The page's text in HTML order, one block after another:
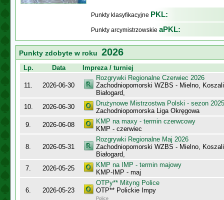
Punkty klasyfikacyjne PKL:
Punkty arcymistrzowskie aPKL:
Punkty zdobyte w roku 2026
Lp. Data Impreza / turniej
11. 2026-06-30
Rozgrywki Regionalne Czerwiec 2026
Zachodniopomorski WZBS - Mielno,
Białogard,
10.
2026-06-30
Drużynowe Mistrzostwa Polski - sezon
Zachodniopomorska Liga Okręgowa
9.
2026-06-08
KMP na maxy - termin czerwcowy
KMP - czerwiec
8. 2026-05-31
Rozgrywki Regionalne Maj 2026
Zachodniopomorski WZBS - Mielno,
Białogard,
7.
2026-05-25
KMP na IMP - termin majowy
KMP-IMP - maj
6. 2026-05-23
OTPy** Mityng Police
OTP** Polickie Impy
Police